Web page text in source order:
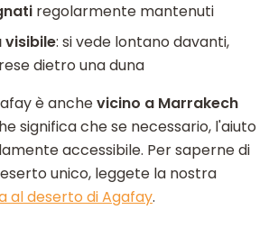
regolarmente mantenuti
visibile: si vede lontano davanti,
dietro una duna
è anchevicino a Marrakech
significa che se necessario, l'aiuto
accessibile. Per saperne di
unico, leggete la nostra
al deserto di Agafay.